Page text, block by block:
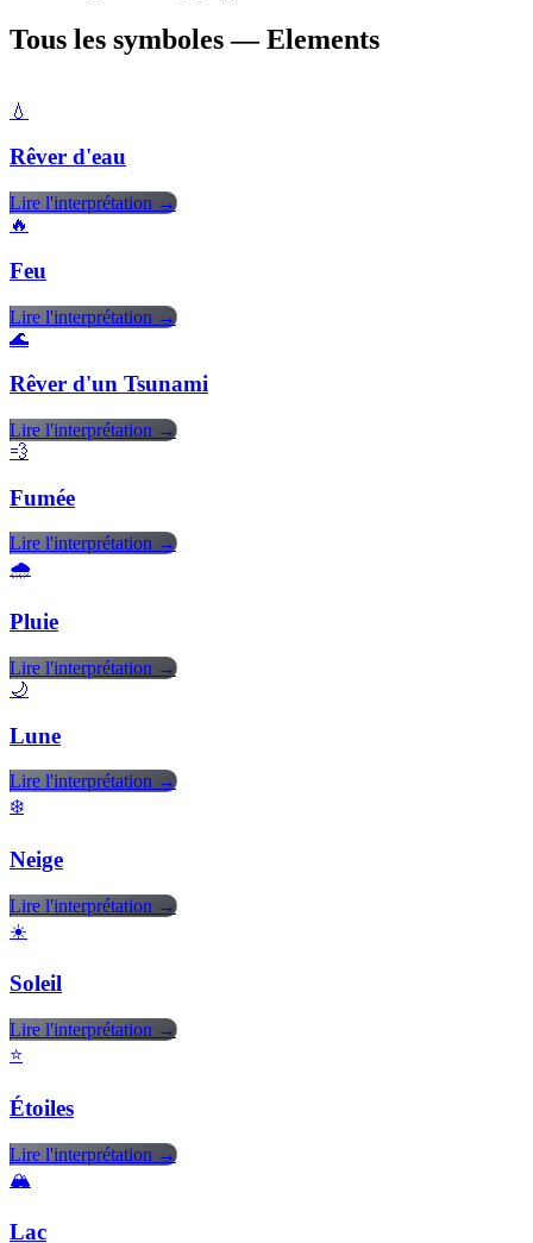
Tous les symboles — Elements
💧
Rêver d'eau
Lire l'interprétation →
🔥
Feu
Lire l'interprétation →
🌊
Rêver d'un Tsunami
Lire l'interprétation →
💨
Fumée
Lire l'interprétation →
🌧️
Pluie
Lire l'interprétation →
🌙
Lune
Lire l'interprétation →
❄️
Neige
Lire l'interprétation →
☀️
Soleil
Lire l'interprétation →
⭐
Étoiles
Lire l'interprétation →
🏔️
Lac